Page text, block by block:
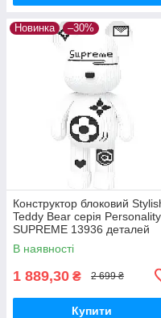
Новинка –30%
Конструктор блоковий
Teddy Bear серія Personality
SUPREME 13936 деталей
В наявності
1 889,30 ₴ 2 699 ₴
Купити